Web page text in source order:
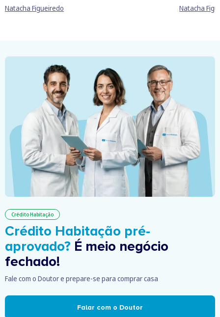
Natacha Figueiredo Natacha
Crédito Habitação
Crédito Habitação pré-
aprovado? É meio negócio
fechado!
Fale com o Doutor e prepare-se para comprar casa
Falar com o Doutor